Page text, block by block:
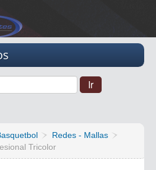
Redes - Mallas
Tricolor